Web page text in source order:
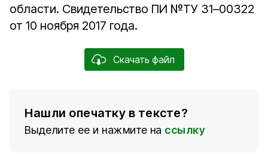
области. Свидетельство ПИ №ТУ 31–00322
от 10 ноября 2017 года.
Скачать файл
Нашли опечатку в тексте?
Выделите ее и нажмите на ссылку